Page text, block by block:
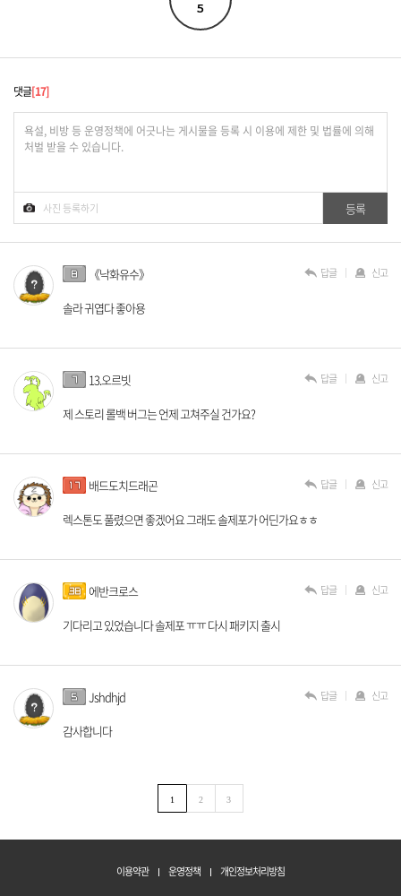
5
댓글 17
《낙화유수》
솔라 귀엽다 좋아용
답글 신고
13.오르빗
제 스토리 롤백 버그는 언제 고쳐주실 건가요?
답글 신고
배드도치드래곤
렉스톤도 풀렸으면 좋겠어요 그래도 솔제포가 어딘가요ㅎㅎ
답글 신고
에반크로스
기다리고 있었습니다 솔제포 ㅠㅠ 다시 패키지 출시
답글 신고
Jshdhjd
감사합니다
답글 신고
1 2 3
이용약관 운영정책 개인정보처리방침